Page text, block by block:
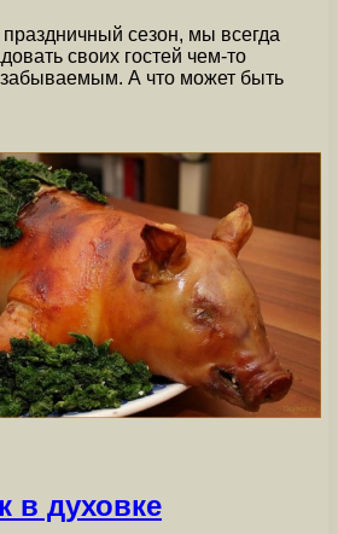
праздничный сезон, мы всегда
своих гостей чем-то
А что может быть
в духовке